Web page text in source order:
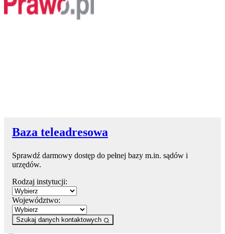
Baza teleadresowa
Sprawdź darmowy dostęp do pełnej bazy m.in. sądów i
urzędów.
Rodzaj instytucji:
Województwo:
Szukaj danych kontaktowych